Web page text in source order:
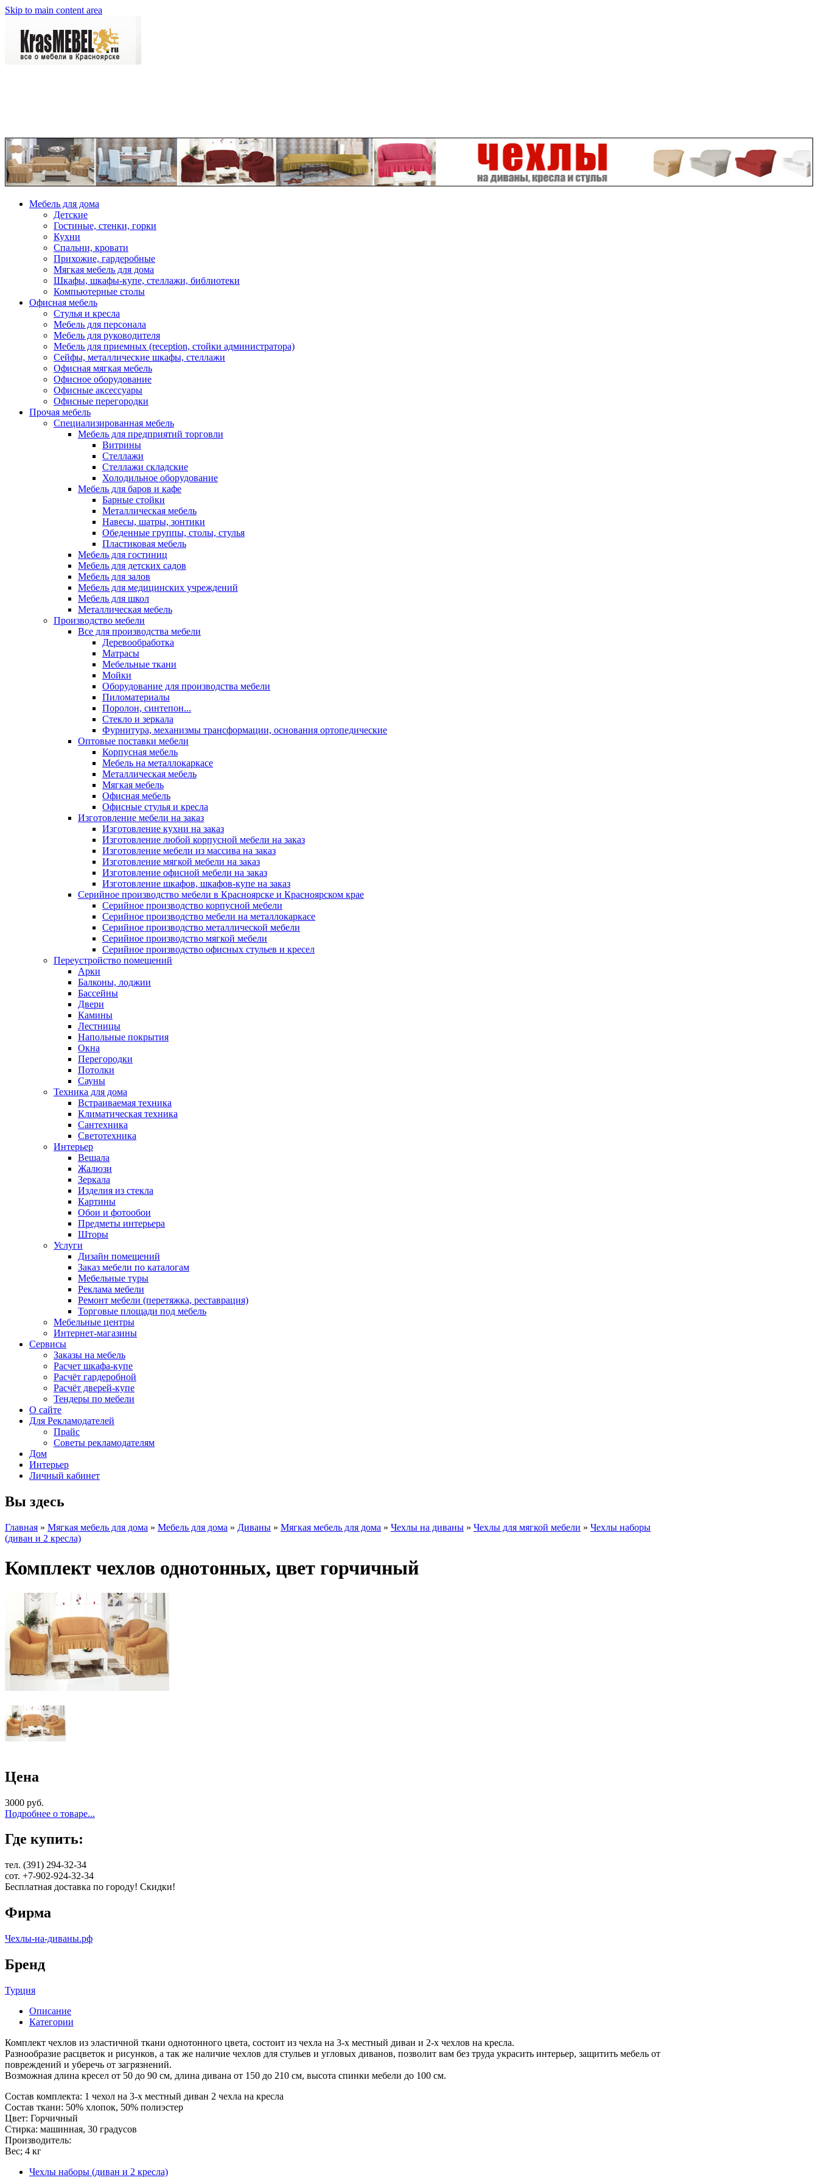
Skip to main content area
Мебель для дома
Детские
Гостиные, стенки, горки
Кухни
Спальни, кровати
Прихожие, гардеробные
Мягкая мебель для дома
Шкафы, шкафы-купе, стеллажи, библиотеки
Компьютерные столы
Офисная мебель
Стулья и кресла
Мебель для персонала
Мебель для руководителя
Мебель для приемных (reception, стойки администратора)
Сейфы, металлические шкафы, стеллажи
Офисная мягкая мебель
Офисное оборудование
Офисные аксессуары
Офисные перегородки
Прочая мебель
Специализированная мебель
Мебель для предприятий торговли
Витрины
Стеллажи
Стеллажи складские
Холодильное оборудование
Мебель для баров и кафе
Барные стойки
Металлическая мебель
Навесы, шатры, зонтики
Обеденные группы, столы, стулья
Пластиковая мебель
Мебель для гостиниц
Мебель для детских садов
Мебель для залов
Мебель для медицинских учреждений
Мебель для школ
Металлическая мебель
Производство мебели
Все для производства мебели
Деревообработка
Матрасы
Мебельные ткани
Мойки
Оборудование для производства мебели
Пиломатериалы
Поролон, синтепон...
Стекло и зеркала
Фурнитура, механизмы трансформации, основания ортопедические
Оптовые поставки мебели
Корпусная мебель
Мебель на металлокаркасе
Металлическая мебель
Мягкая мебель
Офисная мебель
Офисные стулья и кресла
Изготовление мебели на заказ
Изготовление кухни на заказ
Изготовление любой корпусной мебели на заказ
Изготовление мебели из массива на заказ
Изготовление мягкой мебели на заказ
Изготовление офисной мебели на заказ
Изготовление шкафов, шкафов-купе на заказ
Серийное производство мебели в Красноярске и Красноярском крае
Серийное производство корпусной мебели
Серийное производство мебели на металлокаркасе
Серийное производство металлической мебели
Серийное производство мягкой мебели
Серийное производство офисных стульев и кресел
Переустройство помещений
Арки
Балконы, лоджии
Бассейны
Двери
Камины
Лестницы
Напольные покрытия
Окна
Перегородки
Потолки
Сауны
Техника для дома
Встраиваемая техника
Климатическая техника
Сантехника
Светотехника
Интерьер
Вешала
Жалюзи
Зеркала
Изделия из стекла
Картины
Обои и фотообои
Предметы интерьера
Шторы
Услуги
Дизайн помещений
Заказ мебели по каталогам
Мебельные туры
Реклама мебели
Ремонт мебели (перетяжка, реставрация)
Торговые площади под мебель
Мебельные центры
Интернет-магазины
Сервисы
Заказы на мебель
Расчет шкафа-купе
Расчёт гардеробной
Расчёт дверей-купе
Тендеры по мебели
О сайте
Для Рекламодателей
Прайс
Советы рекламодателям
Дом
Интерьер
Личный кабинет
Вы здесь
Главная » Мягкая мебель для дома » Мебель для дома » Диваны » Мягкая мебель для дома » Чехлы на диваны » Чехлы для мягкой мебели » Чехлы наборы
(диван и 2 кресла)
Комплект чехлов однотонных, цвет горчичный
Цена
3000 руб.
Подробнее о товаре...
Где купить:
тел. (391) 294-32-34
сот. +7-902-924-32-34
Бесплатная доставка по городу! Скидки!
Фирма
Чехлы-на-диваны.рф
Бренд
Турция
Описание
Категории
Комплект чехлов из эластичной ткани однотонного цвета, состоит из чехла на 3-х местный диван и 2-х чехлов на кресла.
Разнообразие расцветок и рисунков, а так же наличие чехлов для стульев и угловых диванов, позволит вам без труда украсить интерьер, защитить мебель от
повреждений и уберечь от загрязнений.
Возможная длина кресел от 50 до 90 см, длина дивана от 150 до 210 см, высота спинки мебели до 100 см.
Состав комплекта: 1 чехол на 3-х местный диван 2 чехла на кресла
Состав ткани: 50% хлопок, 50% полиэстер
Цвет: Горчичный
Стирка: машинная, 30 градусов
Производитель:
Вес; 4 кг
Чехлы наборы (диван и 2 кресла)